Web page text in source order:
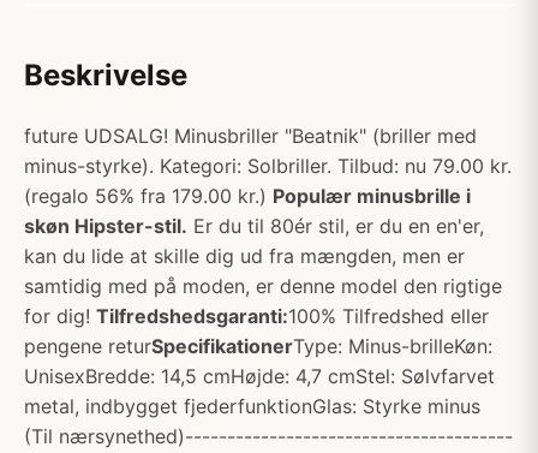
Beskrivelse
future UDSALG! Minusbriller "Beatnik" (briller med
minus-styrke). Kategori: Solbriller. Tilbud: nu 79.00 kr.
(regalo 56% fra 179.00 kr.) Populær minusbrille i
skøn Hipster-stil. Er du til 80ér stil, er du en en'er,
kan du lide at skille dig ud fra mængden, men er
samtidig med på moden, er denne model den rigtige
for dig! Tilfredshedsgaranti:100% Tilfredshed eller
pengene returSpecifikationerType: Minus-brilleKøn:
UnisexBredde: 14,5 cmHøjde: 4,7 cmStel: Sølvfarvet
metal, indbygget fjederfunktionGlas: Styrke minus
(Til nærsynethed)---------------------------------------